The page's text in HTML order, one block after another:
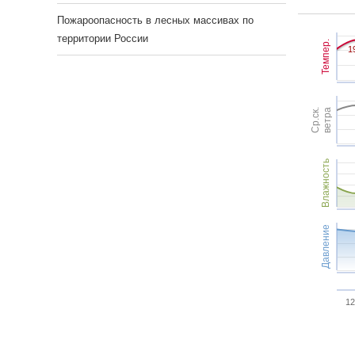
Темпер.
Ср.ск.ветра
Влажность
Давление
Пожароопасность в лесных массивах по
территории России